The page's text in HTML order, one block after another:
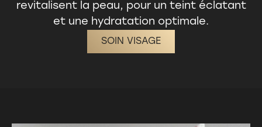
revitalisent la peau, pour un teint éclatant
et une hydratation optimale.
SOIN VISAGE